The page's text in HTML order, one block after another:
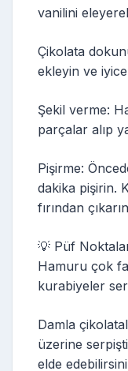
vanilini
Çikolata
ekleyin ve iyice
Şekil verme:
parçalar alıp
Pişirme:
dakika pişirin.
fırından
💡 Püf
Hamuru çok
kurabiyeler
Damla
üzerine
elde